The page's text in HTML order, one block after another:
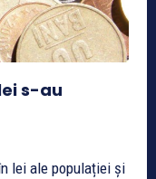
s-au
lei ale populației și